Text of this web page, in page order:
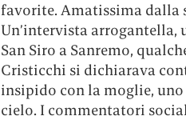
favorite. Amatissima dalla
Un’intervista
San Siro a Sanremo,
Cristicchi si dichiarava
insipido con la moglie,
cielo. I commentatori